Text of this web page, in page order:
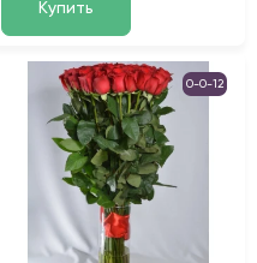
Купить
0-0-12